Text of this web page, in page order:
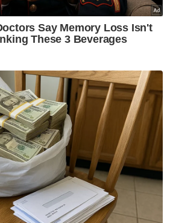
kerana saya tidak boleh
orang nak cakap.
Baim Wong fail penceraian
atau tersungkur'
tidak boleh dipandang ringan
mengata, kadang-kadang
hal sebenar. Cuma kami
juga, nampak okay tapi
netizen hati kami
jagalah dalam